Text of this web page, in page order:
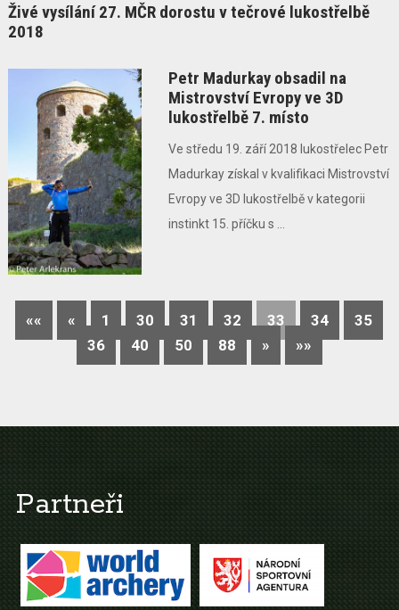
Živé vysílání 27. MČR dorostu v tečrové lukostřelbě
2018
Petr Madurkay obsadil na
Mistrovství Evropy ve 3D
lukostřelbě 7. místo
Ve středu 19. září 2018 lukostřelec Petr
Madurkay získal v kvalifikaci Mistrovství
Evropy ve 3D lukostřelbě v kategorii
instinkt 15. příčku s ...
«« « 1 30 31 32 33 34
35
36
40 50 88 » »»
Partneři